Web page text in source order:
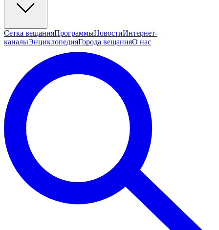
Сетка вещанияПрограммыНовостиИнтернет-
каналыЭнциклопедияГорода вещанияО нас